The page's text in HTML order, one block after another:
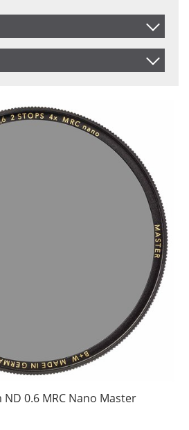
Benämning
0.6 MRC Nano Master